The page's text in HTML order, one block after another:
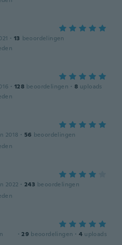
· 13 beoordelingen
· 128 beoordelingen · 8 uploads
2018 · 56 beoordelingen
2022 · 243 beoordelingen
· 29 beoordelingen · 4 uploads